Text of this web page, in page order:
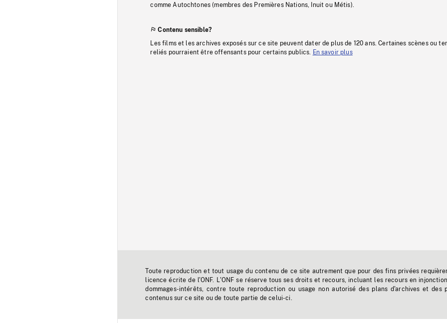
comme Autochtones (membres des Premières Nations, Inuit ou Métis).
Contenu sensible?
Les films et les archives exposés sur ce site peuvent dater de plus de 120 ans. Certaines scènes ou
reliés pourraient être offensants pour certains publics. En savoir plus
Toute reproduction et tout usage du contenu de ce site autrement que pour des fins privées
licence écrite de l'ONF. L'ONF se réserve tous ses droits et recours, incluant les recours en
dommages-intérêts, contre toute reproduction ou usage non autorisé des plans d'archives et des
contenus sur ce site ou de toute partie de celui-ci.